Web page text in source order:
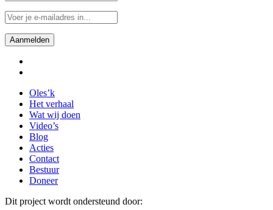
Close
Menu
Oles’k
Het verhaal
Wat wij doen
Video’s
Blog
Acties
Contact
Bestuur
Doneer
Dit project wordt ondersteund door: